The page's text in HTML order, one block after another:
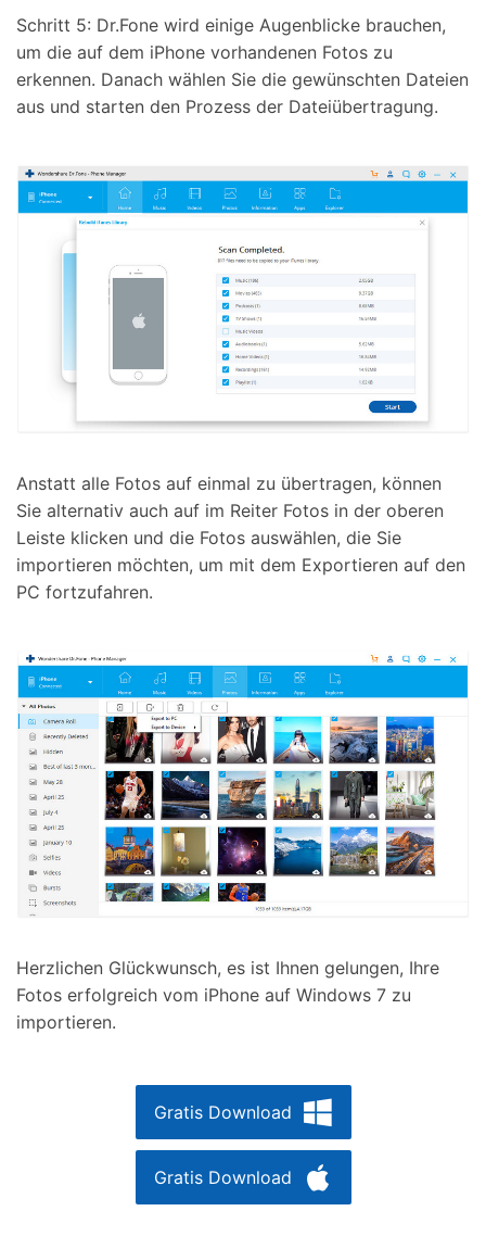
Schritt 5: Dr.Fone wird einige Augenblicke brauchen,
um die auf dem iPhone vorhandenen Fotos zu
erkennen. Danach wählen Sie die gewünschten Dateien
aus und starten den Prozess der Dateiübertragung.
Anstatt alle Fotos auf einmal zu übertragen, können
Sie alternativ auch auf im Reiter Fotos in der oberen
Leiste klicken und die Fotos auswählen, die Sie
importieren möchten, um mit dem Exportieren auf den
PC fortzufahren.
Herzlichen Glückwunsch, es ist Ihnen gelungen, Ihre
Fotos erfolgreich vom iPhone auf Windows 7 zu
importieren.
Gratis Download
Gratis Download